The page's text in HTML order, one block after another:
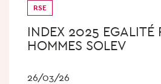
RSE
INDEX 2025 EGALITÉ
HOMMES SOLEV
26/03/26